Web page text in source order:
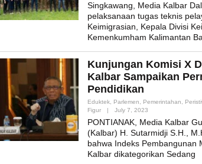
Singkawang, Media Kalbar
pelaksanaan tugas teknis
Keimigrasian, Kepala Divisi
Kemenkumham Kalimantan
Kunjungan Komisi X
Kalbar Sampaikan
Pendidikan
Eduktek, Parlemen, Pemerintahan,
Figur
| July 7, 2023
PONTIANAK, Media Kalbar
(Kalbar) H. Sutarmidji S.H.,
bahwa Indeks Pembangunan
Kalbar dikategorikan Sedang